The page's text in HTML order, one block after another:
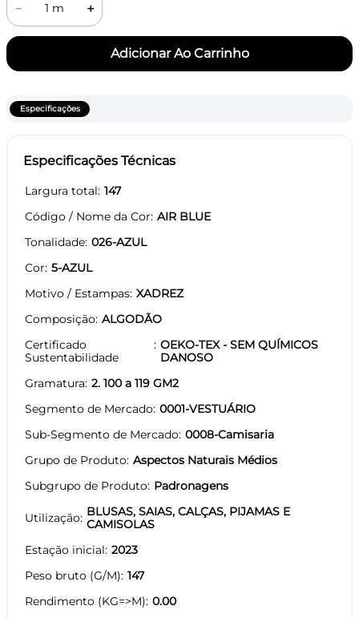
＋
－
Especificações
Especificações Técnicas
Largura total 147
Código / Nome da Cor AIR BLUE
Tonalidade 026-AZUL
Cor 5-AZUL
Motivo / Estampas XADREZ
Composição ALGODÃO
Certificado
Sustentabilidade
OEKO-TEX - SEM QUÍMICOS
DANOSO
Gramatura 2. 100 a 119 GM2
Segmento de Mercado 0001-VESTUÁRIO
Sub-Segmento de Mercado 0008-Camisaria
Grupo de Produto Aspectos Naturais Médios
Subgrupo de Produto Padronagens
Utilização BLUSAS, SAIAS, CALÇAS, PIJAMAS E
CAMISOLAS
Estação inicial 2023
Peso bruto (G/M) 147
Rendimento (KG=>M) 0.00